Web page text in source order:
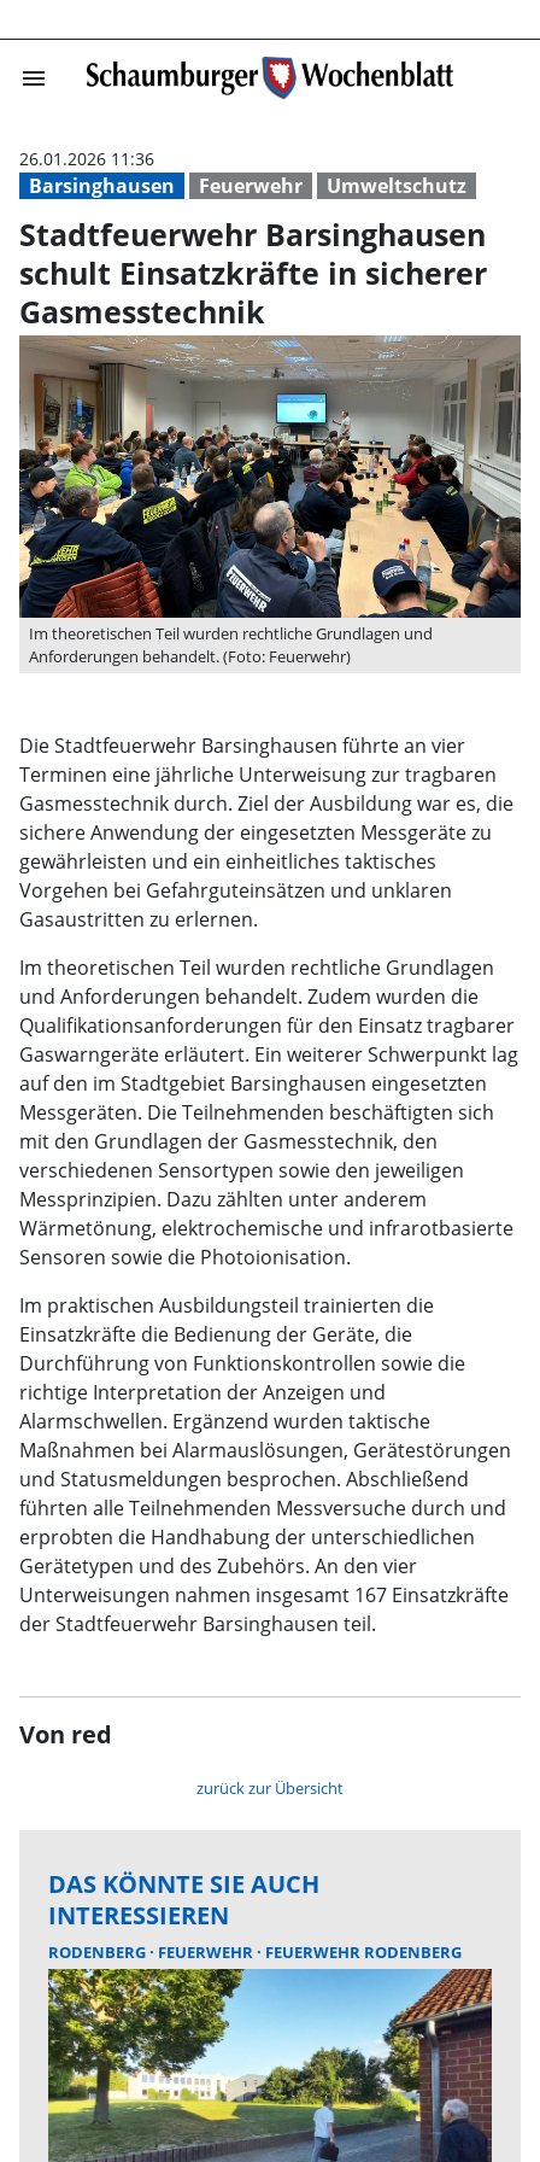
menu Stadtfeuerwehr
Barsinghausen Feuerwehr Umweltschutz
26.01.2026 11:36
Stadtfeuerwehr Barsinghausen
schult Einsatzkräfte in sicherer
Gasmesstechnik
Im theoretischen Teil wurden rechtliche Grundlagen und
Anforderungen behandelt. (Foto: Feuerwehr)
Die Stadtfeuerwehr Barsinghausen führte an vier
Terminen eine jährliche Unterweisung zur tragbaren
Gasmesstechnik durch. Ziel der Ausbildung war es, die
sichere Anwendung der eingesetzten Messgeräte zu
gewährleisten und ein einheitliches taktisches
Vorgehen bei Gefahrguteinsätzen und unklaren
Gasaustritten zu erlernen.
Im theoretischen Teil wurden rechtliche Grundlagen
und Anforderungen behandelt. Zudem wurden die
Qualifikationsanforderungen für den Einsatz tragbarer
Gaswarngeräte erläutert. Ein weiterer Schwerpunkt lag
auf den im Stadtgebiet Barsinghausen eingesetzten
Messgeräten. Die Teilnehmenden beschäftigten sich
mit den Grundlagen der Gasmesstechnik, den
verschiedenen Sensortypen sowie den jeweiligen
Messprinzipien. Dazu zählten unter anderem
Wärmetönung, elektrochemische und infrarotbasierte
Sensoren sowie die Photoionisation.
Im praktischen Ausbildungsteil trainierten die
Einsatzkräfte die Bedienung der Geräte, die
Durchführung von Funktionskontrollen sowie die
richtige Interpretation der Anzeigen und
Alarmschwellen. Ergänzend wurden taktische
Maßnahmen bei Alarmauslösungen, Gerätestörungen
und Statusmeldungen besprochen. Abschließend
führten alle Teilnehmenden Messversuche durch und
erprobten die Handhabung der unterschiedlichen
Gerätetypen und des Zubehörs. An den vier
Unterweisungen nahmen insgesamt 167 Einsatzkräfte
der Stadtfeuerwehr Barsinghausen teil.
Von red
zurück zur Übersicht
DAS KÖNNTE SIE AUCH
INTERESSIEREN
RODENBERG FEUERWEHR FEUERWEHR RODENBERG